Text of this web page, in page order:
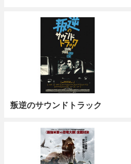
叛逆のサウンドトラック